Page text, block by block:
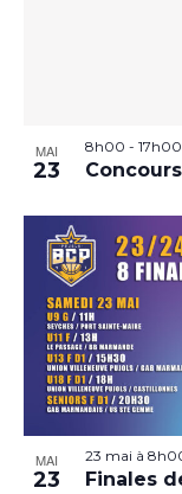
MAI
23
8h00 - 17h00
MAI
23
23 mai à
Finales